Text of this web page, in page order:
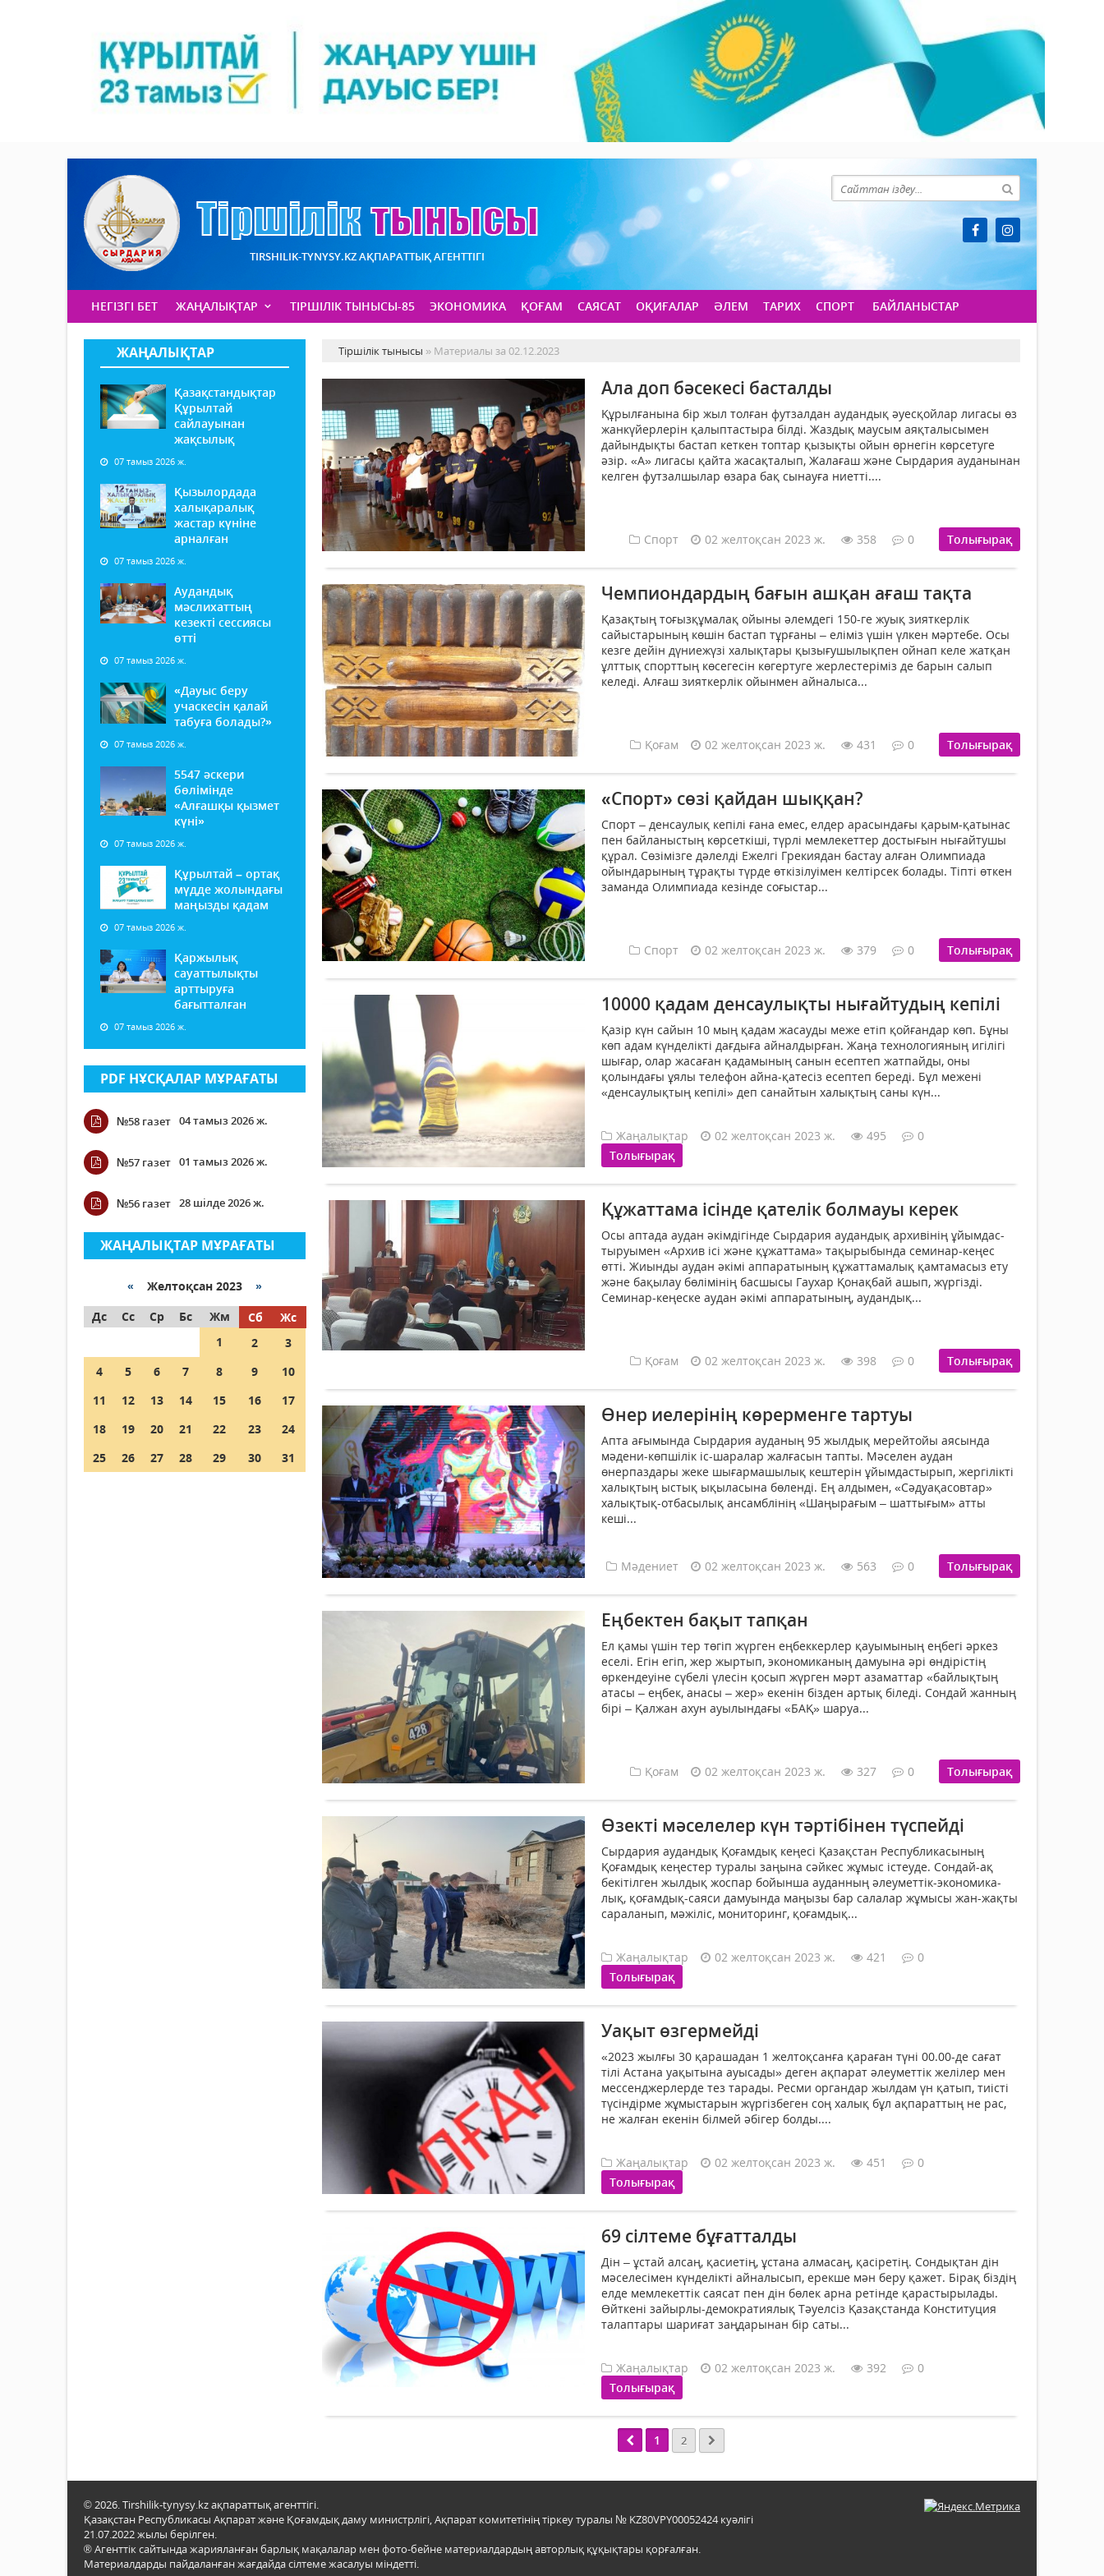
TIRSHILIK-TYNYSY.KZ АҚПАРАТТЫҚ АГЕНТТІГІ
НЕГІЗГІ БЕТ ЖАҢАЛЫҚТАР ТІРШІЛІК ТЫНЫСЫ-85 ЭКОНОМИКА ҚОҒАМ САЯСАТ ОҚИҒАЛАР ӘЛЕМ ТАРИХ СПОРТ БАЙЛАНЫСТАР
ЖАҢАЛЫҚТАР
Қазақстандықтар
Құрылтай
сайлауынан
жақсылық
07 тамыз 2026 ж.
Қызылордада
халықаралық
жастар күніне
арналған
07 тамыз 2026 ж.
Аудандық
мәслихаттың
кезекті сессиясы
өтті
07 тамыз 2026 ж.
«Дауыс беру
учаскесін қалай
табуға болады?»
07 тамыз 2026 ж.
5547 әскери
бөлімінде
«Алғашқы қызмет
күні»
07 тамыз 2026 ж.
Құрылтай – ортақ
мүдде жолындағы
маңызды қадам
07 тамыз 2026 ж.
Қаржылық
сауаттылықты
арттыруға
бағытталған
07 тамыз 2026 ж.
PDF НҰСҚАЛАР МҰРАҒАТЫ
№58 газет 04 тамыз 2026 ж.
№57 газет 01 тамыз 2026 ж.
№56 газет 28 шілде 2026 ж.
ЖАҢАЛЫҚТАР МҰРАҒАТЫ
« Желтоқсан 2023 »
Дс
Сс Ср Бс Жм Сб
Жс
1
2
3
4
5 6 7 8 9
10
11
12 13 14 15 16
17
18
19 20 21 22 23
24
25
26 27 28 29 30 31
Тіршілік тынысы » Материалы за 02.12.2023
Ала доп бәсекесі басталды
Құрылғанына бір жыл толған футзалдан аудандық әуесқойлар лигасы өз
жанкүйерлерін қалыптастыра білді. Жаздық маусым аяқталысымен
дайындықты бастап кеткен топтар қызықты ойын өрнегін көрсетуге
әзір. «А» лигасы қайта жасақталып, Жалағаш және Сырдария ауданынан
келген футзалшылар өзара бақ сынауға ниетті....
Спорт 02 желтоқсан 2023 ж. 358 0 Толығырақ
Чемпиондардың бағын ашқан ағаш тақта
Қазақтың тоғызқұма­лақ ойыны әлемдегі 150-ге жуық зияткерлік
сайыстарының көшін бастап тұрғаны – еліміз үшін үлкен мәртебе. Осы
кезге дейін дүние­жүзі халықтары қызығушы­лықпен ойнап келе жат­қан
ұлттық спорттың көсегесін көгертуге жерлестеріміз де барын­ салып
келеді. Алғаш зияткерлік ойынмен айналыса...
Қоғам 02 желтоқсан 2023 ж. 431 0 Толығырақ
«Спорт» сөзі қайдан шыққан?
Спорт – денсаулық кепілі ғана емес, елдер арасындағы қарым-қатынас
пен байланыстың көрсеткіші, түрлі мемлекеттер достығын нығайтушы
құрал. Сөзімізге дәлелді Ежелгі Грекиядан бастау алған Олимпиада
ойындарының тұрақты түрде өткізілуімен келтірсек болады. Тіпті өткен
заманда Олимпиада кезінде соғыстар...
Спорт 02 желтоқсан 2023 ж. 379 0 Толығырақ
10000 қадам денсаулықты нығайтудың кепілі
Қазір күн сайын 10 мың қадам жасауды меже етіп қойғандар көп. Бұны
көп адам күнделікті дағдыға айналдырған. Жаңа технологияның игілігі
шығар, олар жасаған қадамының санын есептеп жатпайды, оны
қолындағы ұялы телефон айна-қатесіз есептеп береді. Бұл межені
«денсаулықтың кепілі» деп санайтын халықтың саны күн...
Жаңалықтар 02 желтоқсан 2023 ж. 495
0
Толығырақ
Құжаттама ісінде қателік болмауы керек
Осы аптада аудан әкім­дігінде Сырдария аудандық архивінің ұйымдас­
тыруымен «Архив ісі және құжат­тама» тақырыбында семинар-кеңес
өтті. Жиынды аудан әкімі аппаратының құжаттамалық қамтамасыз ету
және бақылау бөлімінің басшысы Гаухар Қонақбай ашып, жүргізді.
Семинар-кеңеске аудан әкімі аппаратының, аудандық...
Қоғам 02 желтоқсан 2023 ж. 398 0 Толығырақ
Өнер иелерінің көрерменге тартуы
Апта ағымында Сырдария ауданың 95 жылдық мерейтойы аясында
мәдени-көпшілік іс-шаралар жалғасын тапты. Мәселен аудан
өнерпаздары жеке шығармашылық кештерін ұйымдастырып, жергілікті
халықтың ыстық ықыласына бөленді. Ең алдымен, «Сәдуақасовтар»
халықтық-отбасылық ансамблінің «Шаңырағым – шаттығым» атты
кеші...
Мәдениет 02 желтоқсан 2023 ж. 563 0 Толығырақ
Еңбектен бақыт тапқан
Ел қамы үшін тер төгіп жүрген еңбеккерлер қауымының еңбегі әркез
еселі. Егін егіп, жер жыртып, экономиканың дамуына әрі өндірістің
өркендеуіне сүбелі үлесін қосып жүрген мәрт азаматтар «байлықтың
атасы – еңбек, анасы – жер» екенін бізден артық біледі. Сондай жанның
бірі – Қалжан ахун ауылындағы «БАҚ» шаруа...
Қоғам 02 желтоқсан 2023 ж. 327 0 Толығырақ
Өзекті мәселелер күн тәртібінен түспейді
Сырдария аудандық Қоғам­дық кеңесі Қазақстан Респуб­ли­касының
Қоғамдық кеңестер ту­ралы заңына сәйкес жұмыс іс­теуде. Сондай-ақ
бекітілген жыл­дық жоспар бойынша ау­дан­­ның әлеуметтік-эконо­ми­ка­­
лық, қоғамдық-саяси дамуында маңызы бар салалар жұмы­сы жан-жақты
сараланып, мәжіліс, мониторинг, қоғамдық...
Жаңалықтар 02 желтоқсан 2023 ж. 421
0
Толығырақ
Уақыт өзгермейді
«2023 жылғы 30 қарашадан 1 желтоқсанға қараған түні 00.00-де сағат
тілі Астана уақытына ауысады» деген ақпарат әлеуметтік желілер мен
мессенджерлерде тез тарады. Ресми органдар жылдам үн қатып, тиісті
түсіндірме жұмыстарын жүргізбеген соң халық бұл ақпараттың не рас,
не жалған екенін білмей әбігер болды....
Жаңалықтар 02 желтоқсан 2023 ж. 451
0
Толығырақ
69 сілтеме бұғатталды
Дін – ұстай алсаң, қасиетің, ұстана алмасаң, қасіретің. Сондықтан дін
мәселесімен күнделікті айналысып, ерекше мән беру қажет. Бірақ біздің
елде мемлекеттік саясат пен дін бөлек арна ретінде қарастырылады.
Өйткені зайыр­лы-демократиялық Тәуелсіз Қазақстанда Конституция
талаптары шариғат заңдарынан бір саты...
Жаңалықтар 02 желтоқсан 2023 ж. 392
0
Толығырақ
1 2
© 2026. Tirshilik-tynysy.kz ақпараттық агенттігі.
Қазақстан Республикасы Ақпарат және Қоғамдық даму министрлігі, Ақпарат комитетінің тіркеу туралы № KZ80VPY00052424 куәлігі
21.07.2022 жылы берілген.
® Агенттік сайтында жарияланған барлық мақалалар мен фото-бейне материалдардың авторлық құқықтары қорғалған.
Материалдарды пайдаланған жағдайда сілтеме жасалуы міндетті.